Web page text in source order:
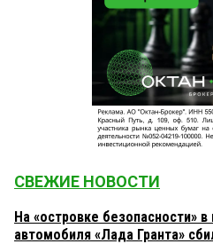
СВЕЖИЕ НОВОСТИ
На «островке безопасности»
автомобиля «Лада Гранта»